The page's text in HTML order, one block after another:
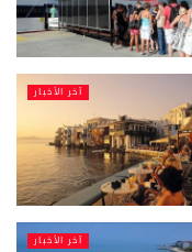
آخر الأخبار
آخر الأخبار